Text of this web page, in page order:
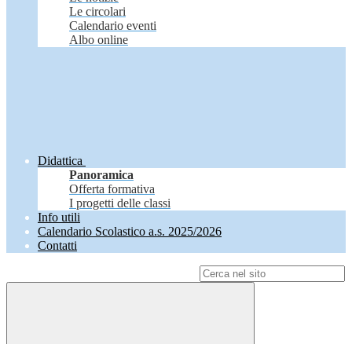
Le circolari
Calendario eventi
Albo online
Didattica
Panoramica
Offerta formativa
I progetti delle classi
Info utili
Calendario Scolastico a.s. 2025/2026
Contatti